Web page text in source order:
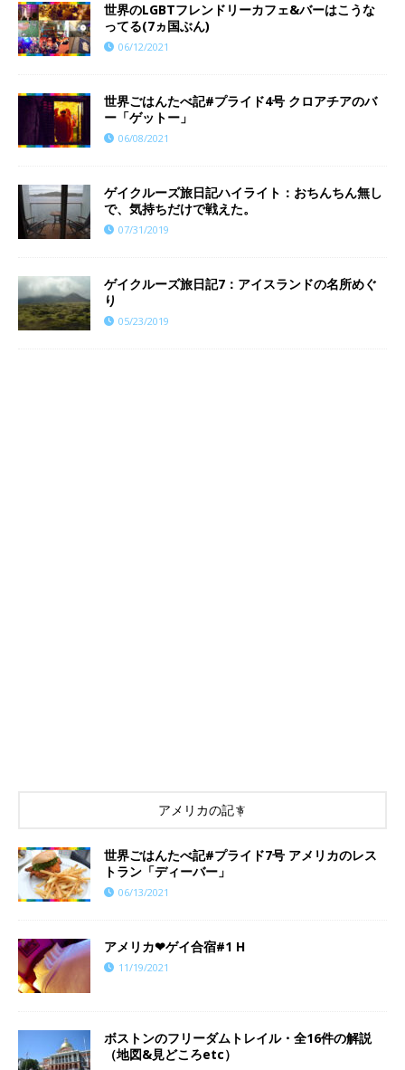
世界のLGBTフレンドリーカフェ&バーはこうな
ってる(7ヵ国ぶん)
06/12/2021
世界ごはんたべ記#プライド4号 クロアチアのバ
ー「ゲットー」
06/08/2021
ゲイクルーズ旅日記ハイライト：おちんちん無し
で、気持ちだけで戦えた。
07/31/2019
ゲイクルーズ旅日記7：アイスランドの名所めぐ
り
05/23/2019
アメリカの記事
世界ごはんたべ記#プライド7号 アメリカのレス
トラン「ディーバー」
06/13/2021
アメリカ❤︎ゲイ合宿#1 H
11/19/2021
ボストンのフリーダムトレイル・全16件の解説
（地図&見どころetc）